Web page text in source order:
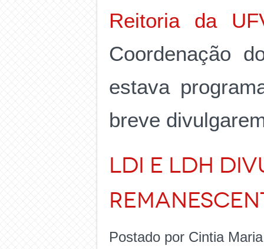
Reitoria da
Coordenação
estava
breve
LDI e LDH
Postado por Cintia